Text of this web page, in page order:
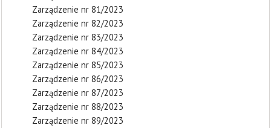
Zarządzenie nr 81/2023
Zarządzenie nr 82/2023
Zarządzenie nr 83/2023
Zarządzenie nr 84/2023
Zarządzenie nr 85/2023
Zarządzenie nr 86/2023
Zarządzenie nr 87/2023
Zarządzenie nr 88/2023
Zarządzenie nr 89/2023